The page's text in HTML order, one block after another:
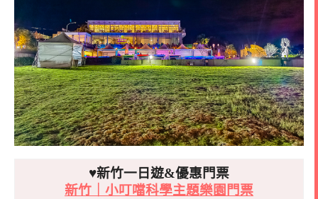
♥新竹一日遊&優惠門票
新竹｜小叮噹科學主題樂園門票